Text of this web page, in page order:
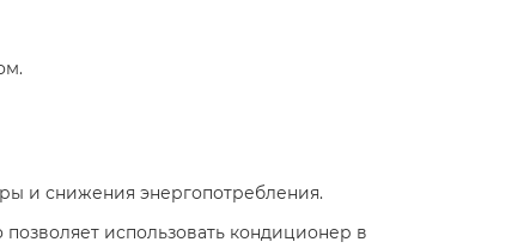
и снижения энергопотребления.​
позволяет использовать кондиционер в